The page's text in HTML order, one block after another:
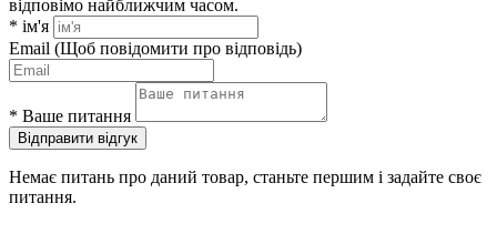
відповімо найближчим часом.
* ім'я
Email (Щоб повідомити про відповідь)
* Ваше питання
Відправити відгук
Немає питань про даний товар, станьте першим і задайте своє
питання.